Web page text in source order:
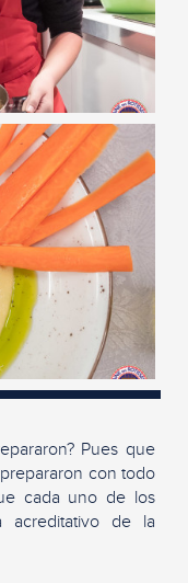
Pues que
con todo
cada uno de los
acreditativo de la